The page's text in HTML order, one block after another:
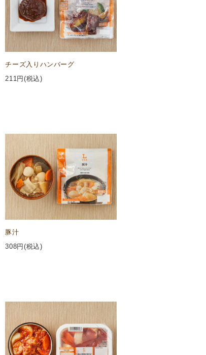
チーズ入りハンバーグ
211円(税込)
豚汁
308円(税込)